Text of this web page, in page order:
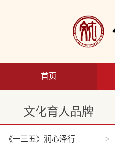
首页
文化育人品牌
《一三五》润心泽行 >